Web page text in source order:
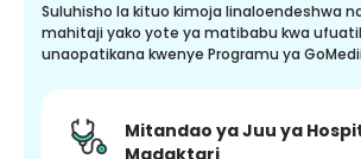
Suluhisho la kituo kimoja linaloendeshwa
mahitaji yako yote ya matibabu kwa
unaopatikana kwenye Programu ya
Mitandao ya Juu ya
Madaktari